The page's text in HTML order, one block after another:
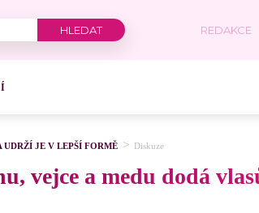
REDAKCE
UDRŽÍ JE V LEPŠÍ FORMĚ Diskuze
vejce a medu dodá